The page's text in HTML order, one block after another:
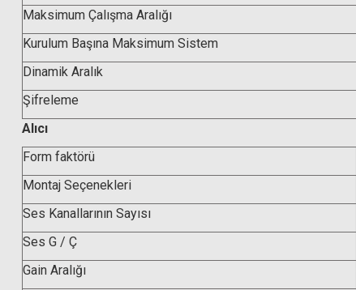
Maksimum Çalışma Aralığı
Kurulum Başına Maksimum Sistem
Dinamik Aralık
Şifreleme
Alıcı
Form faktörü
Montaj Seçenekleri
Ses Kanallarının Sayısı
Ses G / Ç
Gain Aralığı